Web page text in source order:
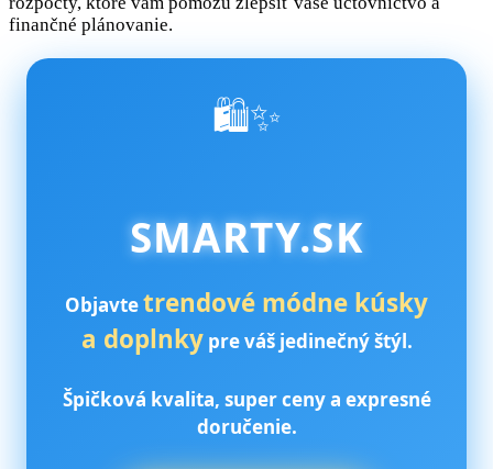
finančné plánovanie.
🛍️✨
SMARTY.SK
Objavtetrendové módne kúsky
a doplnkypre váš jedinečný štýl.
Špičková kvalita, super ceny a expresné
doručenie.